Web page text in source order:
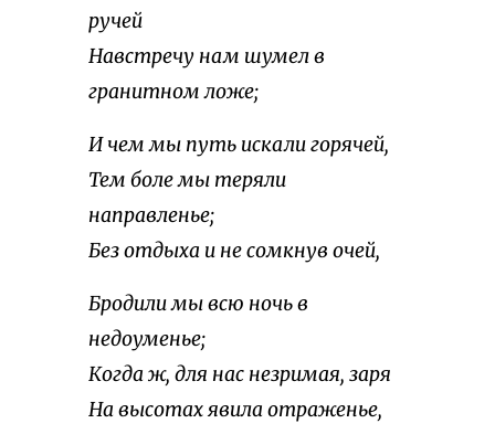
ручей
Навстречу нам шумел в
гранитном ложе;
И чем мы путь искали горячей,
Тем боле мы теряли
направленье;
Без отдыха и не сомкнув очей,
Бродили мы всю ночь в
недоуменье;
Когда ж, для нас незримая, заря
На высотах явила отраженье,